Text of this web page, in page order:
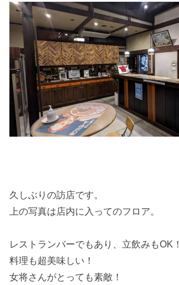
久しぶりの訪店です。
上の写真は店内に入ってのフロア。
レストランバーでもあり、立飲みもOK！
料理も超美味しい！
女将さんがとっても素敵！